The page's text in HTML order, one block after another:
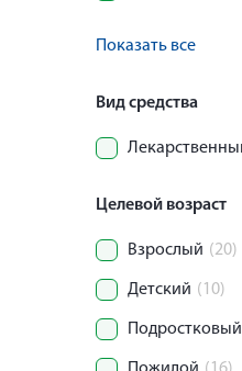
Показать все
Вид средства
Целевой возраст
Взрослый (20)
Детский (10)
Подростковый